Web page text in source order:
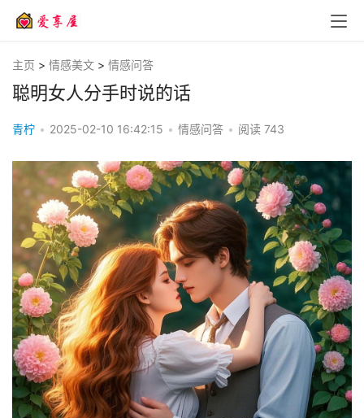
主页 > 情感美文 > 情感问答
聪明女人分手时说的话
青柠 • 2025-02-10 16:42:15 • 情感问答 • 阅读 743